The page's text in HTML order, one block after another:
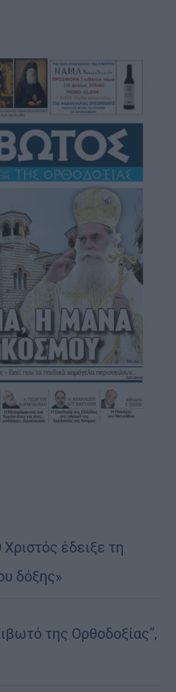
έδειξε τη
δόξης»
της Ορθοδοξίας”,